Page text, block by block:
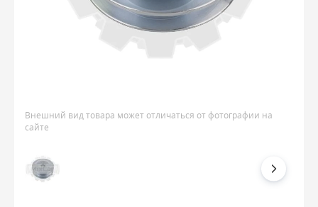
Внешний вид товара может отличаться от фотографии на
сайте